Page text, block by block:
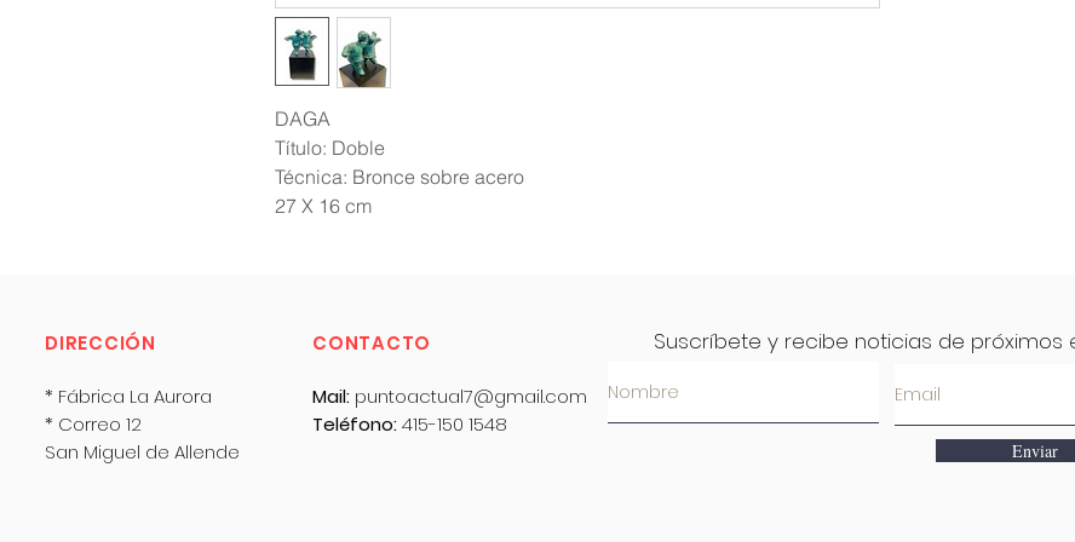
DAGA
Título: Doble
Técnica: Bronce sobre acero
27 X 16 cm
DIRECCIÓN
* Fábrica La Aurora
* Correo 12
San Miguel de Allende
CONTACTO
Mail: puntoactual7@gmail.com
Teléfono:415-150 1548
Suscríbete y recibe noticias de próximos
Enviar